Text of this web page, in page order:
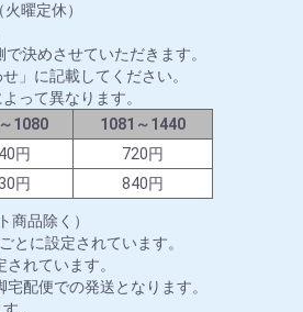
曜定休）
決めさせていただきます。
」に記載してください。
って異なります。
1080
1081～1440
円
720円
円 840円
商品除く）
とに設定されています。
れています。
配便での発送となります。